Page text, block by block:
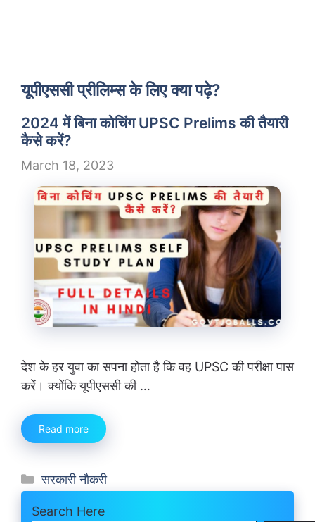
यूपीएससी प्रीलिम्स के लिए क्या पढ़े?
2024 में बिना कोचिंग UPSC Prelims की तैयारी
कैसे करें?
March 18, 2023
देश के हर युवा का सपना होता है कि वह UPSC की परीक्षा पास
करें। क्योंकि यूपीएससी की …
Read more
Categories
सरकारी नौकरी
Search Here